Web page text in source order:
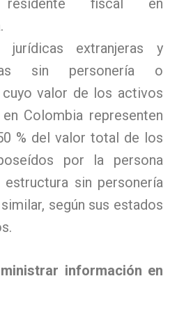
residente fiscal en
jurídicas extranjeras y
sin personería o
valor de los activos
Colombia representen
% del valor total de los
por la persona
sin personería
según sus estados
información en